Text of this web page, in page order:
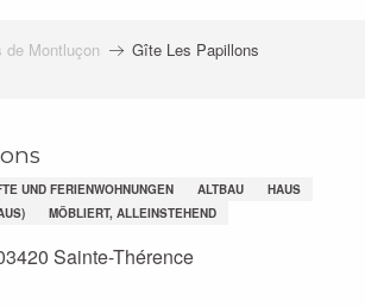
Montluçon Gîte Les Papillons
UND FERIENWOHNUNGEN ALTBAU
HAUS
MÖBLIERT, ALLEINSTEHEND
Sainte-Thérence